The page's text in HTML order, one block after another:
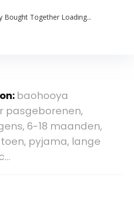
Bought Together Loading...
baohooya
pasgeborenen,
6-18 maanden,
pyjama, lange